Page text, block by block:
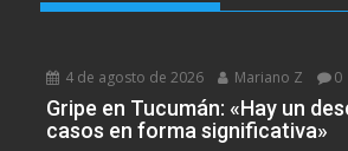
4 de agosto de 2026 Mariano Z 0
Gripe en Tucumán: «Hay un
casos en forma significativa»